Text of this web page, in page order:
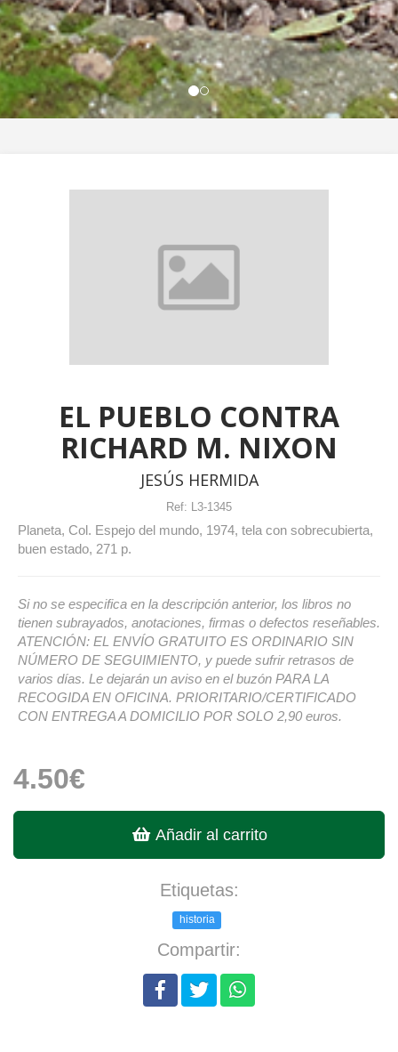
EL PUEBLO CONTRA
RICHARD M. NIXON
JESÚS HERMIDA
Ref: L3-1345
Planeta, Col. Espejo del mundo, 1974, tela con sobrecubierta,
buen estado, 271 p.
Si no se especifica en la descripción anterior, los libros no
tienen subrayados, anotaciones, firmas o defectos reseñables.
ATENCIÓN: EL ENVÍO GRATUITO ES ORDINARIO SIN
NÚMERO DE SEGUIMIENTO, y puede sufrir retrasos de
varios días. Le dejarán un aviso en el buzón PARA LA
RECOGIDA EN OFICINA. PRIORITARIO/CERTIFICADO
CON ENTREGA A DOMICILIO POR SOLO 2,90 euros.
4.50€
Añadir al carrito
Etiquetas:
historia
Compartir: